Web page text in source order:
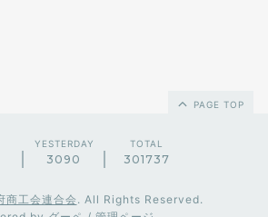
PAGE TOP
YESTERDAY
3090
TOTAL
301737
商工会連合会. All Rights Reserved.